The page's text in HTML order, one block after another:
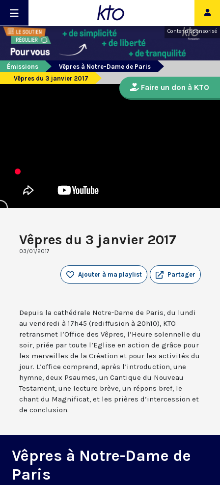
Contenu sponsorisé
Émissions
Vêpres à Notre-Dame de Paris
Vêpres du 3 janvier 2017
Vêpres du 3 janvier 2017
03/01/2017
Partager
Ajouter à ma playlist
Depuis la cathédrale Notre-Dame de Paris, du lundi
au vendredi à 17h45 (rediffusion à 20h10), KTO
retransmet l’Office des Vêpres, l’Heure solennelle du
soir, priée par toute l’Eglise en action de grâce pour
les merveilles de la Création et pour les activités du
jour. L’office comprend, après l’introduction, une
hymne, deux Psaumes, un Cantique du Nouveau
Testament, une lecture brève, un répons bref, le
chant du Magnificat, et les prières d’intercession et
de conclusion.
Vêpres à Notre-Dame de
Paris
Faire un don à KTO